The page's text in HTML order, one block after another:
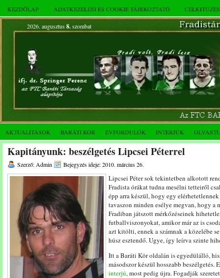
KEZDŐLAP ADATKEZELÉSI ÉS COOKIE TÁJÉKOZTATÓ
2026. augusztus 8.szombat
AKTUALITÁSOK BARÁTI KÖR ÉVFORDULÓK INTERJÚK
Kapitányunk: beszélgetés Lipcsei Péterrel
Szerző: Admin Bejegyzés ideje: 2010. március 26.
Lipcsei Péter sok tekintetben alkotott
Fradista órákat tudna mesélni tetteiről
épp arra készül, hogy egy
tavaszon minden esélye megvan, hogy a
Fradiban játszott mérkőzéseinek
futballviszonyokat, amikor már az is
azt kitölti, ennek a számnak a közelébe
húsz esztendő. Ugye, így leírva szinte
Itt a Baráti Kör oldalán is egyedülálló,
másodszor készül hosszabb beszélgetés.
interjú, most pedig újra. Fogadják